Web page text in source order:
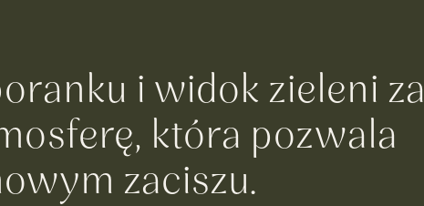
i widok zieleni za
która pozwala
zaciszu.